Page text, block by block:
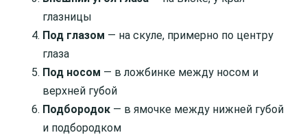
глазницы
Под глазом — на скуле, примерно по центру
глаза
Под носом — в ложбинке между носом и
верхней губой
Подбородок — в ямочке между нижней губой
и подбородком